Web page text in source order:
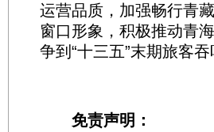
运营品质，加强畅行青
窗口形象，积极推动青
争到“十三五”末期旅客
免责声明：